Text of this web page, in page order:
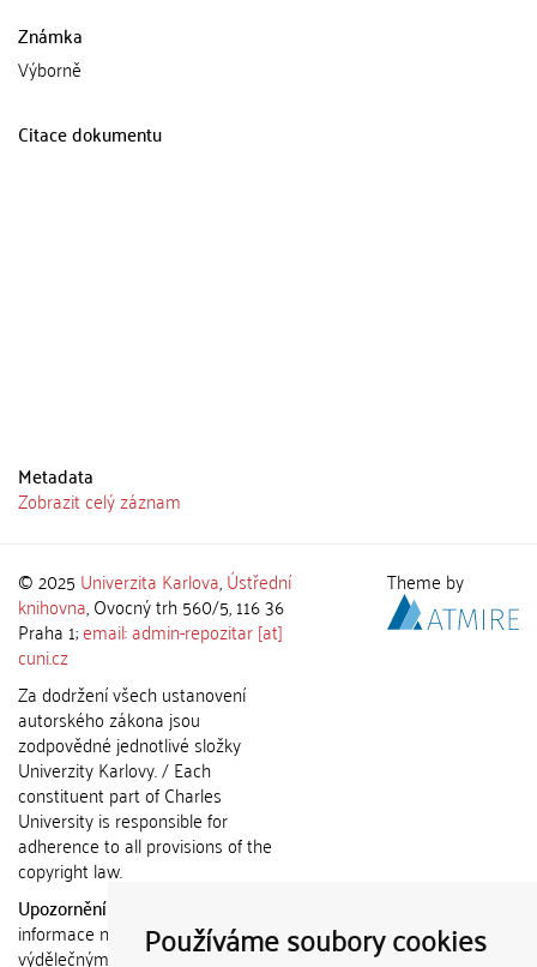
Používáme soubory cookies
Známka
Výborně
Citace dokumentu
Metadata
Zobrazit celý záznam
© 2025 Univerzita Karlova,Ústřední
knihovna, Ovocný trh 560/5, 116 36
Praha 1;email: admin-repozitar [at]
cuni.cz
Za dodržení všech ustanovení
autorského zákona jsou
zodpovědné jednotlivé složky
Univerzity Karlovy. / Each
constituent part of Charles
University is responsible for
adherence to all provisions of the
copyright law.
Upozornění / Notice:
informace nemohou být použity k
výdělečným účelům nebo vydávány
Theme by